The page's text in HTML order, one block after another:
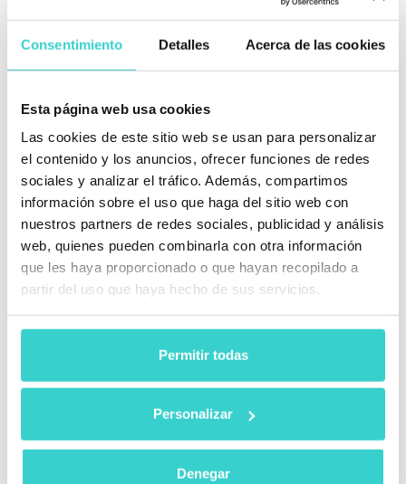
Consentimiento Detalles Acerca de las cookies
Esta página web usa cookies
Las cookies de este sitio web se usan para personalizar
el contenido y los anuncios, ofrecer funciones de redes
sociales y analizar el tráfico. Además, compartimos
información sobre el uso que haga del sitio web con
nuestros partners de redes sociales, publicidad y análisis
web, quienes pueden combinarla con otra información
que les haya proporcionado o que hayan recopilado a
partir del uso que haya hecho de sus servicios.
Permitir todas
Personalizar
Denegar
confianza de los clientes con certificados
de pruebas
Benefíciate de un sistema de graduación